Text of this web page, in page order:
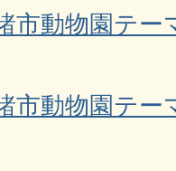
市動物園テー
市動物園テー